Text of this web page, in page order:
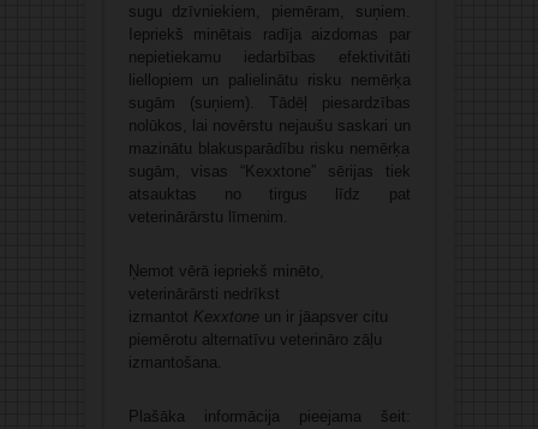
sugu dzīvniekiem, piemēram, suņiem.
Iepriekš minētais radīja aizdomas par
nepietiekamu iedarbības efektivitāti
liellopiem un palielinātu risku nemērķa
sugām (suņiem). Tādēļ piesardzības
nolūkos, lai novērstu nejaušu saskari un
mazinātu blakusparādību risku nemērķa
sugām, visas “Kexxtone” sērijas tiek
atsauktas no tirgus līdz pat
veterinārārstu līmenim.
Ņemot vērā iepriekš minēto,
veterinārārsti nedrīkst
izmantot Kexxtone un ir jāapsver citu
piemērotu alternatīvu veterināro zāļu
izmantošana.
Plašāka informācija pieejama šeit: